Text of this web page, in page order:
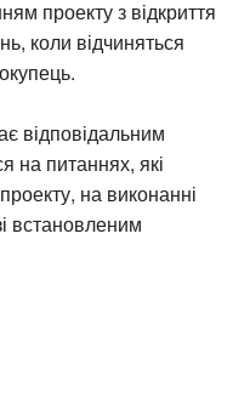
проекту з відкриття
коли відчиняться
відповідальним
на питаннях, які
на виконанні
встановленим